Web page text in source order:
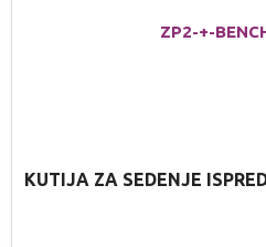
KUTIJA ZA SEDENJE